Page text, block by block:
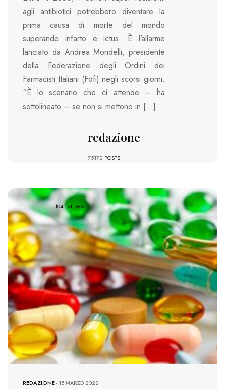
agli antibiotici potrebbero diventare la
prima causa di morte del mondo
superando infarto e ictus. È l’allarme
lanciato da Andrea Mondelli, presidente
della Federazione degli Ordini dei
Farmacisti Italiani (Fofi) negli scorsi giorni.
“È lo scenario che ci attende – ha
sottolineato – se non si mettono in […]
redazione
75172 POSTS
1041 VIEWS
REDAZIONE-15 MARZO 2022